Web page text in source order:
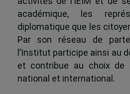
académique, les
diplomatique que les
Par son réseau de
l’Institut participe ainsi au
et contribue au choix de
national et international.